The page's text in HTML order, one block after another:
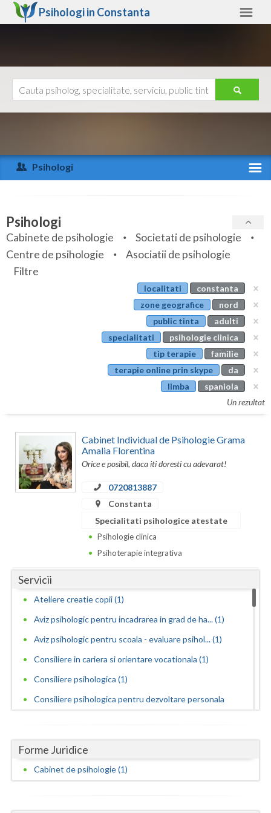
Psihologi in Constanta
Arad
Arges
Bihor
Bistrita-Nasaud
Botosani
Cluj
Constanta
Covasna
Galati
Giurgiu
Gorj
Harghita
Hunedoara
Iasi
Ilfov
Maramures
Mures
Ajutor
Psihologi
Specialitati
Servicii
Articole
Psihologi
Cabinete de psihologie
Societati de psihologie
Centre de psihologie
Asociatii de psihologie
Filtre
localitati
constanta
zone geografice
nord
public tinta
adulti
specialitati
psihologie clinica
tip terapie
familie
terapie online prin skype
da
limba
spaniola
Un rezultat
Cabinet Individual de Psihologie Grama
Amalia Florentina
Orice e posibil, daca iti doresti cu adevarat!
0720813887
Constanta
Specialitati psihologice atestate
Psihologie clinica
Psihoterapie integrativa
Servicii
Ateliere creatie copii (1)
Aviz psihologic pentru incadrarea in grad de ha... (1)
Aviz psihologic pentru scoala - evaluare psihol... (1)
Consiliere in cariera si orientare vocationala (1)
Consiliere psihologica (1)
Consiliere psihologica pentru dezvoltare personala
(1)
Consiliere psihologica pentru persoanele care s... (1)
Consilierea si asistarea cuplurilor care doresc... (1)
Forme Juridice
Cabinet de psihologie (1)